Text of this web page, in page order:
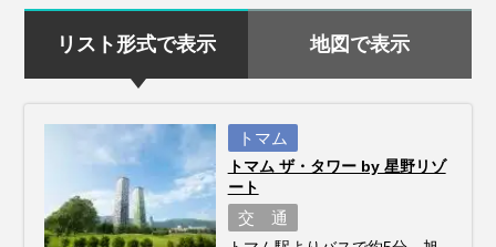
リスト形式で表示 地図で表示
トマム
トマム ザ・タワー by 星野リゾ
ート
交 通